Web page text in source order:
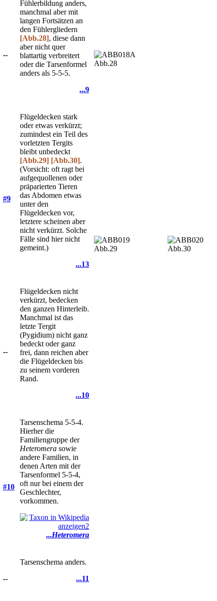
--
Fühlerbildung anders,
manchmal aber mit
langen Fortsätzen an
den Fühlergliedern
[Abb.28], diese dann
aber nicht quer
blattartig verbreitert
oder die Tarsenformel
anders als 5-5-5.
...9
Abb.28
#9
Flügeldecken stark
oder etwas verkürzt;
zumindest ein Teil des
vorletzten Tergits
bleibt unbedeckt
[Abb.29] [Abb.30].
(Vorsicht: oft ragt bei
aufgequollenen oder
präparierten Tieren
das Abdomen etwas
unter den
Flügeldecken vor,
letztere scheinen aber
nicht verkürzt. Solche
Fälle sind hier nicht
gemeint.)
...13
Abb.29 Abb.30
--
Flügeldecken nicht
verkürzt, bedecken
den ganzen Hinterleib.
Manchmal ist das
letzte Tergit
(Pygidium) nicht ganz
bedeckt oder ganz
frei, dann reichen aber
die Flügeldecken bis
zu seinem vorderen
Rand.
...10
#10
Tarsenschema 5-5-4.
Hierher die
Familiengruppe der
Heteromera sowie
andere Familien, in
denen Arten mit der
Tarsenformel 5-5-4,
oft nur bei einem der
Geschlechter,
vorkommen.
...Heteromera
--
Tarsenschema anders.
...11